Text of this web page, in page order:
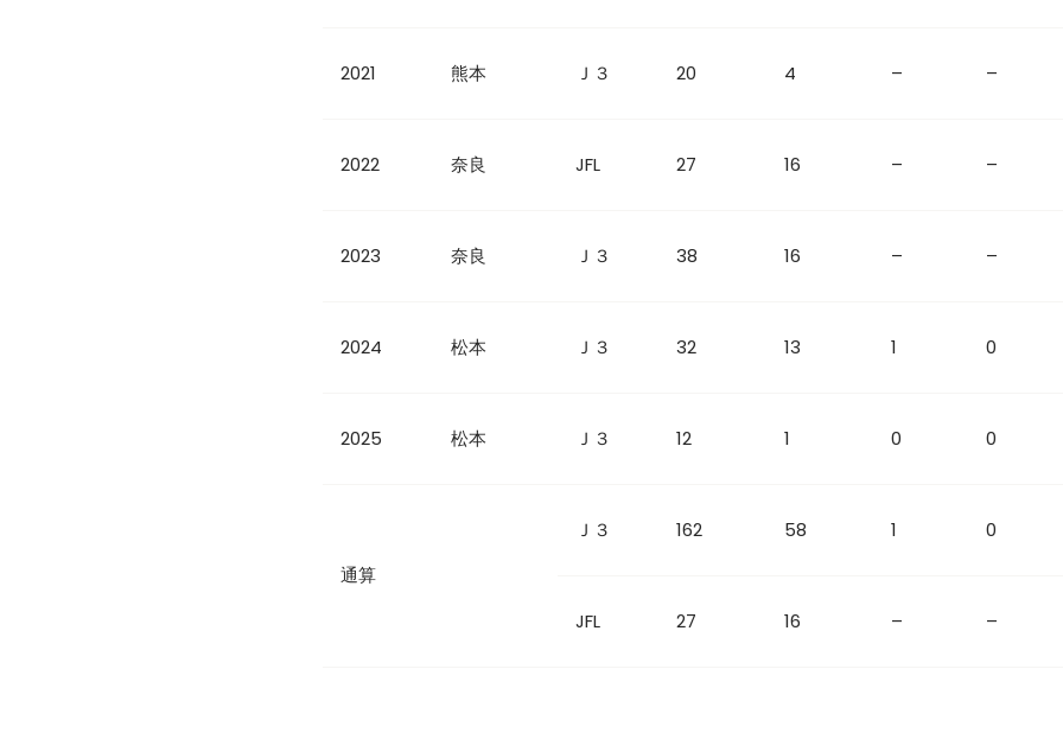
2021 熊本 Ｊ３ 20 4 – –
2022 奈良 JFL 27 16 – –
2023 奈良 Ｊ３ 38 16 – –
2024 松本 Ｊ３ 32 13 1 0
2025 松本 Ｊ３ 12 1 0 0
通算
Ｊ３ 162 58 1 0
JFL 27 16 – –